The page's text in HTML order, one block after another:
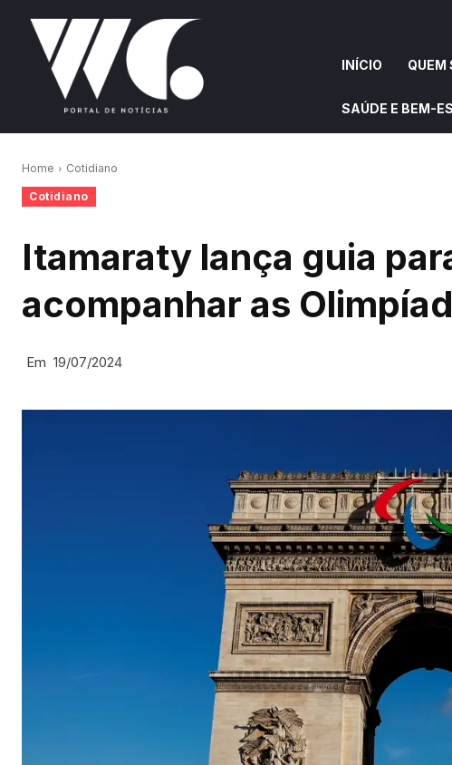
INÍCIO QUEM
SAÚDE E BEM-
Home Cotidiano
Cotidiano
Itamaraty lança guia
acompanhar as
Em 19/07/2024